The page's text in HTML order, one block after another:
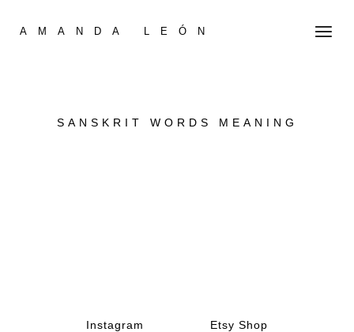
AMANDA LEÓN
SANSKRIT WORDS MEANING
Instagram
Etsy Shop